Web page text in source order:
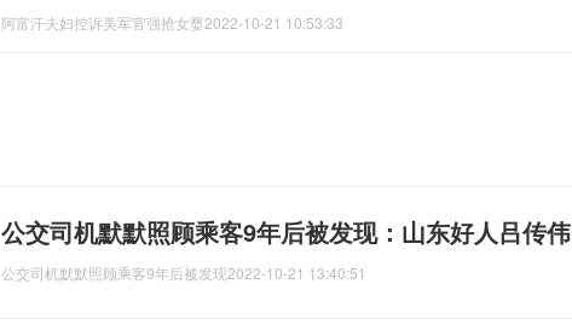
阿富汗夫妇控诉美军官强抢女婴2022-10-21 10:53:33
公交司机默默照顾乘客9年后被发现：山东好人吕传伟
公交司机默默照顾乘客9年后被发现2022-10-21 13:40:51